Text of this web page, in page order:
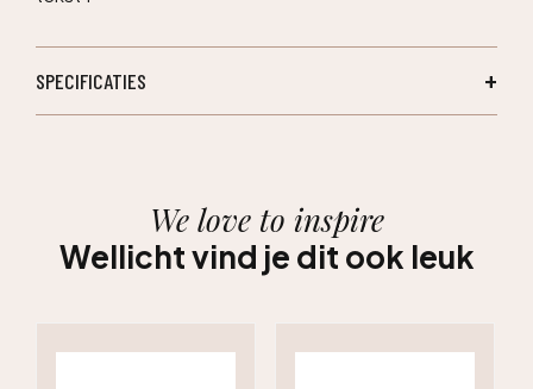
SPECIFICATIES
We love to inspire
Wellicht vind je dit ook leuk